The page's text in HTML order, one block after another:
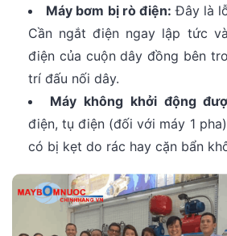
Máy bơm bị rò điện: Đây là
Cần ngắt điện ngay lập tức
điện của cuộn dây đồng bên
trí đấu nối dây.
Máy không khởi động
điện, tụ điện (đối với máy 1
có bị kẹt do rác hay cặn bẩn